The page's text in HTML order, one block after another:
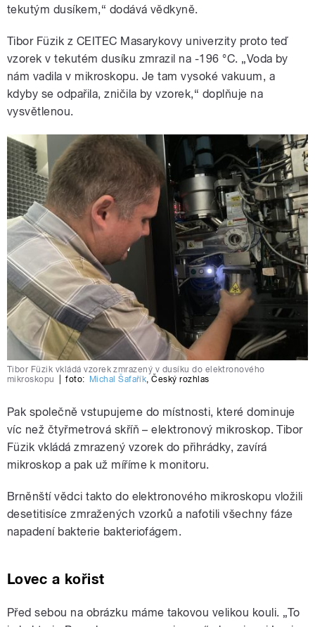
tekutým dusíkem,“ dodává vědkyně.
Tibor Füzik z CEITEC Masarykovy univerzity proto teď
vzorek v tekutém dusíku zmrazil na -196 °C. „Voda by
nám vadila v mikroskopu. Je tam vysoké vakuum, a
kdyby se odpařila, zničila by vzorek,“ doplňuje na
vysvětlenou.
Tibor Füzik vkládá vzorek zmrazený v dusíku do elektronového
mikroskopu
foto: Michal Šafařík,Český rozhlas
Pak společně vstupujeme do místnosti, které dominuje
víc než čtyřmetrová skříň – elektronový mikroskop. Tibor
Füzik vkládá zmrazený vzorek do přihrádky, zavírá
mikroskop a pak už míříme k monitoru.
Brněnští vědci takto do elektronového mikroskopu vložili
desetitisíce zmražených vzorků a nafotili všechny fáze
napadení bakterie bakteriofágem.
Lovec a kořist
Před sebou na obrázku máme takovou velikou kouli. „To